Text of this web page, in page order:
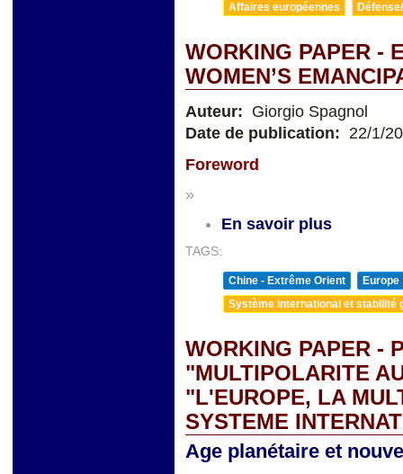
Affaires européennes
WORKING PAPER -
WOMEN’S
Auteur: Giorgio Spagnol
Date de publication: 22/1/
Foreword
»
En savoir plus
TAGS:
Chine - Extrême Orient
Europe
Système international et stabilité
WORKING PAPER -
"MULTIPOLARITE
"L'EUROPE, LA
SYSTEME
Age planétaire et